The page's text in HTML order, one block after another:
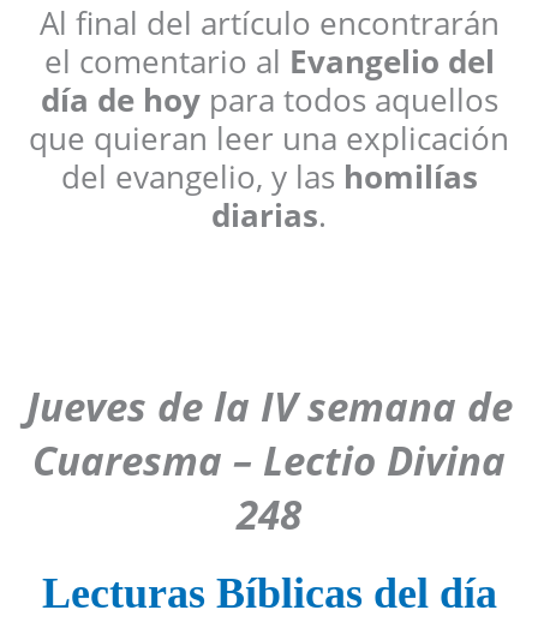
Al final del artículo encontrarán
el comentario al Evangelio del
día de hoypara todos aquellos
que quieran leer una explicación
del evangelio, y las homilías
diarias.
Jueves de la IV semana de
Cuaresma – Lectio Divina
248
Lecturas Bíblicas del día